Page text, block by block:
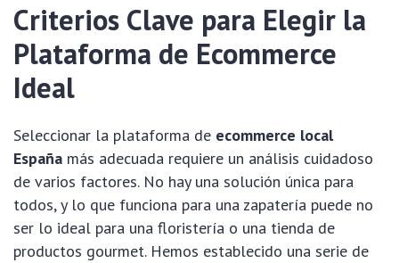
Criterios Clave para Elegir la
Plataforma de Ecommerce
Ideal
Seleccionar la plataforma de ecommerce local
España más adecuada requiere un análisis cuidadoso
de varios factores. No hay una solución única para
todos, y lo que funciona para una zapatería puede no
ser lo ideal para una floristería o una tienda de
productos gourmet. Hemos establecido una serie de